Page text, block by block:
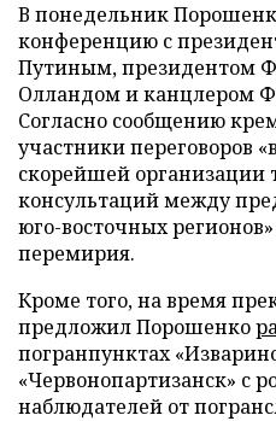
В понедельник
конференцию с
Путиным, президентом
Олландом и канцлером
Согласно сообщению
участники переговоров
скорейшей организации
консультаций между
юго-восточных
перемирия.
Кроме того, на время
предложил Порошенко
погранпунктах
«Червонопартизанск» с
наблюдателей от